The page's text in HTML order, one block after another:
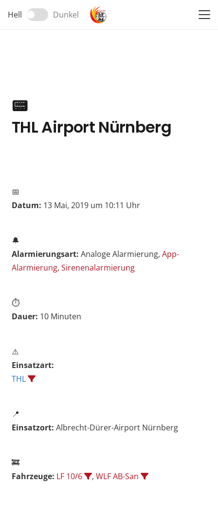
Hell Dunkel
📟
THL Airport Nürnberg
📅
Datum: 13 Mai, 2019 um 10:11 Uhr
🔔
Alarmierungsart: Analoge Alarmierung, App-
Alarmierung, Sirenenalarmierung
⏱️
Dauer: 10 Minuten
⚠️
Einsatzart:
THL
📍
Einsatzort: Albrecht-Dürer-Airport Nürnberg
🚒
Fahrzeuge: LF 10/6 , WLF AB-San